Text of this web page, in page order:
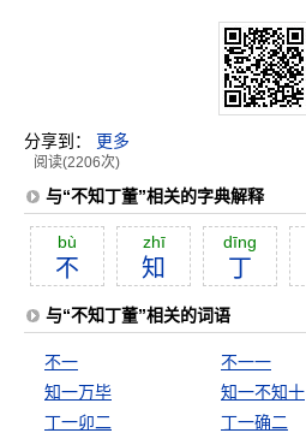
分享到： 更多
阅读(2206次)
与“不知丁董”相关的字典解释
bù
不
zhī
知
dīng
丁
与“不知丁董”相关的词语
不一 不一一
知一万毕
知一不知十
丁一卯二
丁一确二